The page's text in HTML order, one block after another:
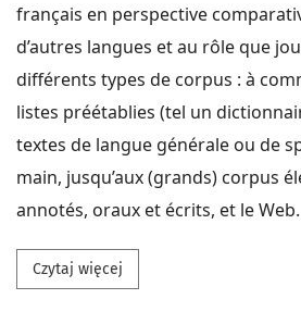
français en perspective
d’autres langues et au rôle que
différents types de corpus : à
listes préétablies (tel un
textes de langue générale ou de
main, jusqu’aux (grands) corpus
annotés, oraux et écrits, et le Web.
Czytaj więcej